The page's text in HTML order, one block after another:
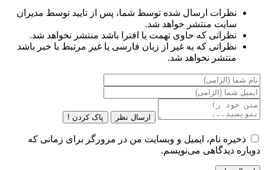
نظرات ارسال شده توسط شما، پس از تایید توسط مدیران
سایت منتشر خواهد شد.
نظراتی که حاوی تهمت یا افترا باشد منتشر نخواهد شد.
نظراتی که به غیر از زبان فارسی یا غیر مرتبط با خبر باشد
منتشر نخواهد شد.
ارسال نظر پاک کردن !
ذخیره نام، ایمیل و وبسایت من در مرورگر برای زمانی که
دوباره دیدگاهی می‌نویسم.